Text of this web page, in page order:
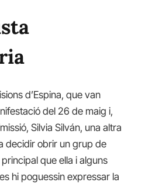
d’Espina, que van
del 26 de maig i,
Silvia Silván, una altra
decidir obrir un grup de
que ella i alguns
hi poguessin expressar la